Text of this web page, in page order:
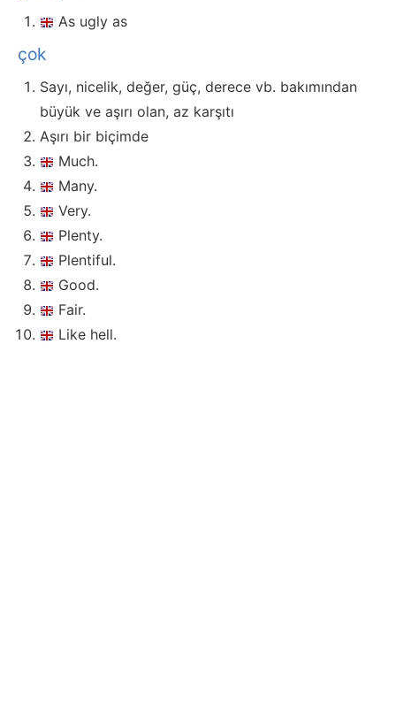
As ugly as
çok
Sayı, nicelik, değer, güç, derece vb. bakımından
büyük ve aşırı olan, az karşıtı
Aşırı bir biçimde
Much.
Many.
Very.
Plenty.
Plentiful.
Good.
Fair.
Like hell.